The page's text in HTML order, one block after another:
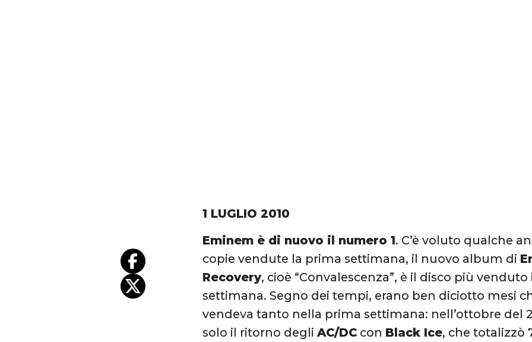
1 LUGLIO 2010
Eminem è di nuovo il numero 1. C’è voluto qualche
copie vendute la prima settimana, il nuovo album di
Recovery, cioè “Convalescenza”, è il disco più
settimana. Segno dei tempi, erano ben diciotto mesi
vendeva tanto nella prima settimana: nell’ottobre del
solo il ritorno degliAC/DC con Black Ice, che totalizzò